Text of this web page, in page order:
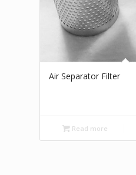
Air Separator Filter
Read more